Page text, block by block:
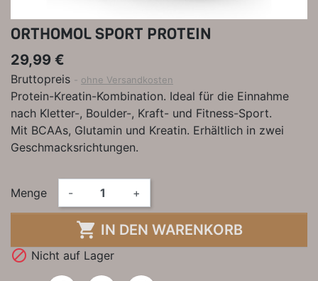
ORTHOMOL SPORT PROTEIN
29,99 €
Bruttopreis ohne Versandkosten
Protein-Kreatin-Kombination. Ideal für die Einnahme
nach Kletter-, Boulder-, Kraft- und Fitness-Sport.
Mit BCAAs, Glutamin und Kreatin. Erhältlich in zwei
Geschmacksrichtungen.
Menge - +
 IN DEN WARENKORB
 Nicht auf Lager